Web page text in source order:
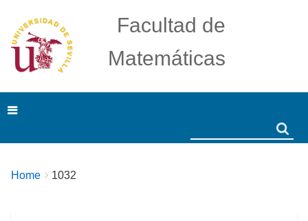
Facultad de
Matemáticas
Breadcrumbs
You
Home 1032